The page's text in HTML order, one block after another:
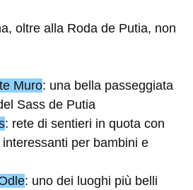
oltre alla Roda de Putia, non
Muro: una bella passeggiata
Sass de Putia
: rete di sentieri in quota con
per bambini e
: uno dei luoghi più belli